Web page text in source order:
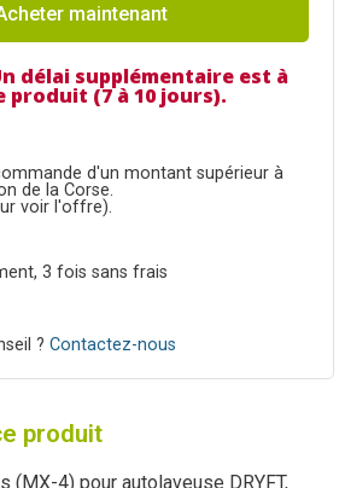
maintenant
délai supplémentaire est à
produit (7 à 10 jours).
d'un montant supérieur à
de la Corse.
voir l'offre).
3 fois sans frais
? Contactez-nous
produit
(MX-4) pour autolaveuse DRYFT,